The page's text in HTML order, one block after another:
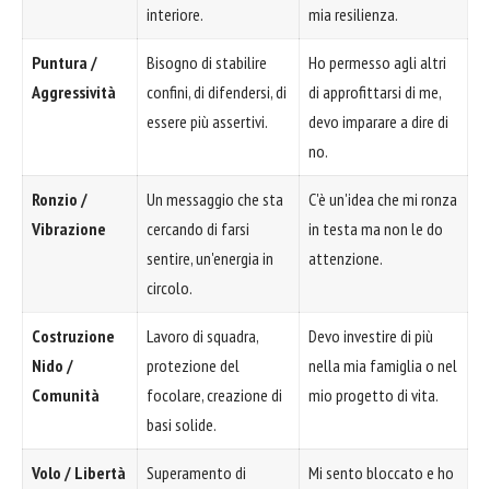
interiore.
mia resilienza.
Puntura /
Aggressività
Bisogno di stabilire
confini, di difendersi, di
essere più assertivi.
Ho permesso agli altri
di approfittarsi di me,
devo imparare a dire di
no.
Ronzio /
Vibrazione
Un messaggio che sta
cercando di farsi
sentire, un'energia in
circolo.
C'è un'idea che mi ronza
in testa ma non le do
attenzione.
Costruzione
Nido /
Comunità
Lavoro di squadra,
protezione del
focolare, creazione di
basi solide.
Devo investire di più
nella mia famiglia o nel
mio progetto di vita.
Volo / Libertà
Superamento di
Mi sento bloccato e ho